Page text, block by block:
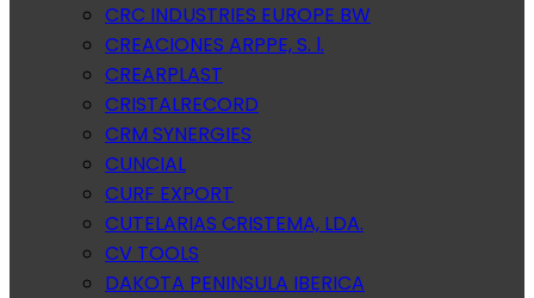
CRC INDUSTRIES EUROPE BW
CREACIONES ARPPE, S. l.
CREARPLAST
CRISTALRECORD
CRM SYNERGIES
CUNCIAL
CURF EXPORT
CUTELARIAS CRISTEMA, LDA.
CV TOOLS
DAKOTA PENINSULA IBERICA